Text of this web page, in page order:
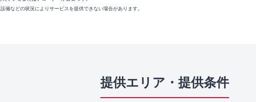
備などの状況によりサービスを提供できない場合があります。
提供エリア・提供条件